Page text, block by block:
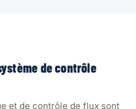
de contrôle
et de contrôle de flux sont